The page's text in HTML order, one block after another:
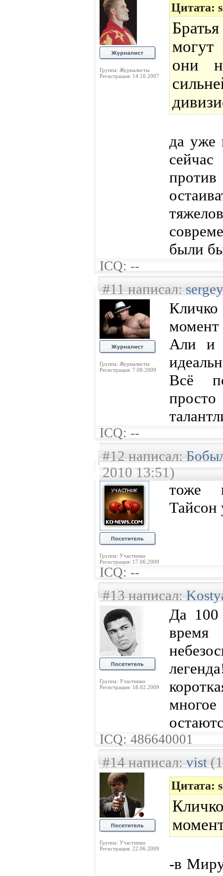
Группа: Журналисты
Регистрация: 14.10.2007
Цитата:
могут
они
да уже
были
ICQ: --
#11 написал:
Группа: Журналисты
Регистрация: 7.08.2009
Али и
Всё
ICQ: --
#12 написал:
2010 13:51)
Группа: Участники
Регистрация: 17.06.2009
тоже
Тайсон
ICQ: --
#13 написал:
Группа: Участники
Регистрация: 18.02.2009
Да 100
время
ICQ: 486640001
#14 написал:vist
Группа: Участники
Регистрация: 22.06.2009
Цитата:
-в